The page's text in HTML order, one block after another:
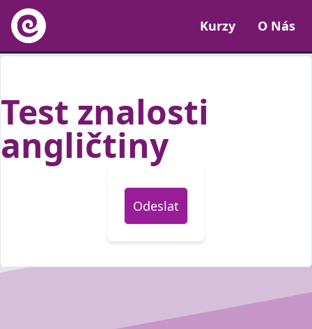
Kurzy O Nás
Test znalosti
angličtiny
Odeslat